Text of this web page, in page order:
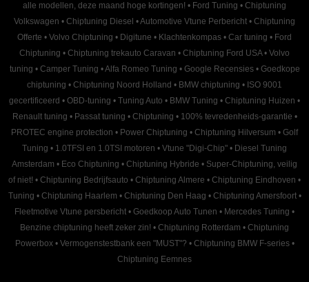
alle modellen, deze maand hoge kortingen! • Ford Tuning • Chiptuning
Volkswagen • Chiptuning Diesel •Automotive Vtune Perbericht • Chiptuning
Offerte • Volvo Chiptuning • Digitune • Klachtenkompas • Car tuning • Ford
Chiptuning • Chiptuning trekauto Caravan • Chiptuning Ford USA • Volvo
tuning • Camper Tuning •Alfa Romeo Tuning • Google Recensies • Goedkope
chiptuning • Chiptuning Noord Holland • BMW chiptuning • ISO 9001
gecertificeerd • OBD-tuning • Tuning Auto • BMW Tuning • Chiptuning Huizen •
Renault tuning • Passat tuning • Chiptuning • 100% tevredenheids-garantie •
PROTEC engine protection • Power Chiptuning • Chiptuning Hilversum • Golf
Tuning • 1.0TFSI en 1.0TSI motoren • Vtune "Digi-Chip" • Diesel Tuning
Amsterdam • Eco Chiptuning • Chiptuning Hybride • Super-Chiptuning, veilig
of niet! • Chiptuning Bedrijfsauto • Chiptuning Almere • Chiptuning Eindhoven •
Tuning • Chiptuning Haarlem • Chiptuning Den Haag • Chiptuning Amersfoort •
Fleetmotive Vtune persbericht • Goedkoop Auto Tunen • Mercedes Tuning •
Benzine chiptuning heeft zeker zin! • Chiptuning Rotterdam • Chiptuning
Powerbox • Vermogenstestbank een "MUST"? • Chiptuning BMW F-series •
Chiptuning Eemnes